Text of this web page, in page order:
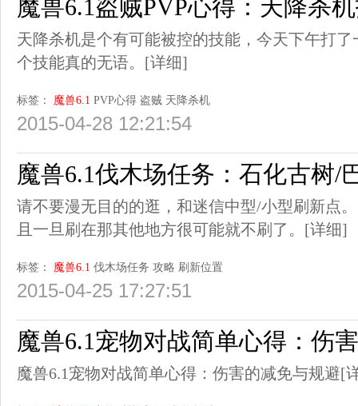
魔兽6.1盗贼PVP心得：天降杀
天降杀机是个有可能被控的技能，今天下午打
个技能真的无语。 [详细]
标签： 魔兽6.1 PVP心得 盗贼 天降杀机
2015-04-28 12:21:54
魔兽6.1伐木场任务：石化古树/
请不要漫无目的的逛，和迷信中型/小型刷新点
且一旦刷在那其他地方很可能就不刷了。 [详细]
标签： 魔兽6.1 伐木场任务 攻略 刷新位置
2015-04-25 17:27:51
魔兽6.1宠物对战简单心得：伤
魔兽6.1宠物对战简单心得：伤害的减免与规避[